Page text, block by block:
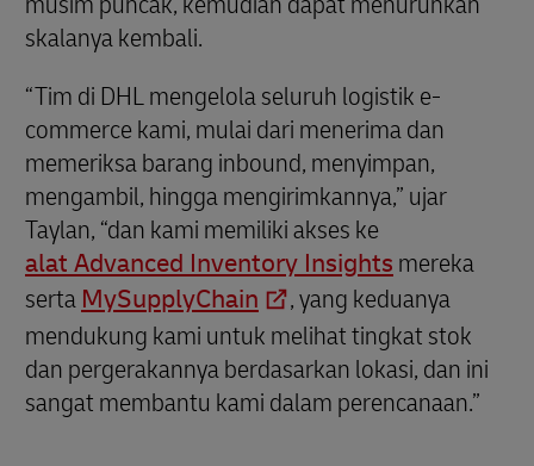
skalanya kembali.
“Tim di DHL mengelola seluruh logistik e-
commerce kami, mulai dari menerima dan
memeriksa barang inbound, menyimpan,
mengambil, hingga mengirimkannya,” ujar
Taylan, “dan kami memiliki akses ke
alat Advanced Inventory Insights mereka
serta MySupplyChain
, yang keduanya
mendukung kami untuk melihat tingkat stok
dan pergerakannya berdasarkan lokasi, dan ini
sangat membantu kami dalam perencanaan.”